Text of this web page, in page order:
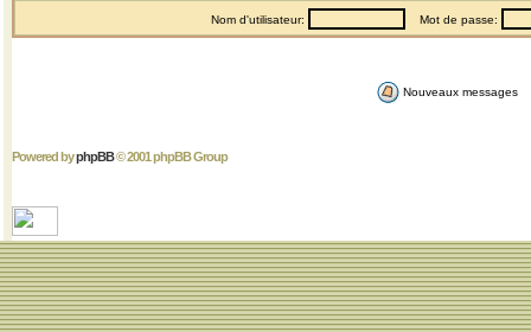
Nom d'utilisateur: Mot de passe:
Nouveaux messages
Powered byphpBB© 2001 phpBB Group